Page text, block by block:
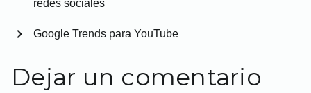
redes sociales
Google Trends para YouTube
chevron_right
Dejar un comentario